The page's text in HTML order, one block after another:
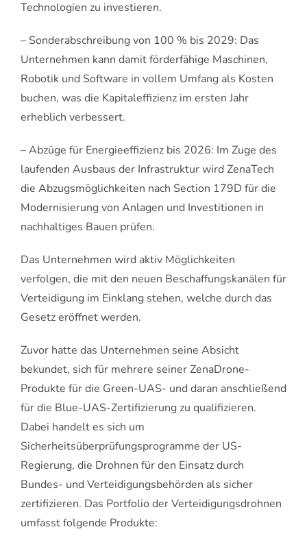
Technologien zu investieren.
– Sonderabschreibung von 100 % bis 2029: Das
Unternehmen kann damit förderfähige Maschinen,
Robotik und Software in vollem Umfang als Kosten
buchen, was die Kapitaleffizienz im ersten Jahr
erheblich verbessert.
– Abzüge für Energieeffizienz bis 2026: Im Zuge des
laufenden Ausbaus der Infrastruktur wird ZenaTech
die Abzugsmöglichkeiten nach Section 179D für die
Modernisierung von Anlagen und Investitionen in
nachhaltiges Bauen prüfen.
Das Unternehmen wird aktiv Möglichkeiten
verfolgen, die mit den neuen Beschaffungskanälen für
Verteidigung im Einklang stehen, welche durch das
Gesetz eröffnet werden.
Zuvor hatte das Unternehmen seine Absicht
bekundet, sich für mehrere seiner ZenaDrone-
Produkte für die Green-UAS- und daran anschließend
für die Blue-UAS-Zertifizierung zu qualifizieren.
Dabei handelt es sich um
Sicherheitsüberprüfungsprogramme der US-
Regierung, die Drohnen für den Einsatz durch
Bundes- und Verteidigungsbehörden als sicher
zertifizieren. Das Portfolio der Verteidigungsdrohnen
umfasst folgende Produkte: